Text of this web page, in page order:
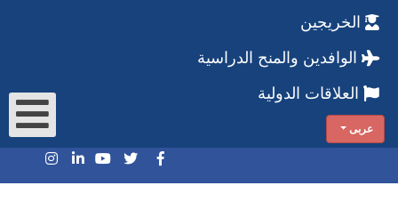
الخريجين
الوافدين والمنح الدراسية
العلاقات الدولية
عربى